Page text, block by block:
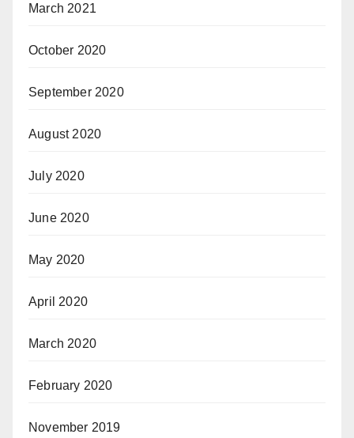
March 2021
October 2020
September 2020
August 2020
July 2020
June 2020
May 2020
April 2020
March 2020
February 2020
November 2019